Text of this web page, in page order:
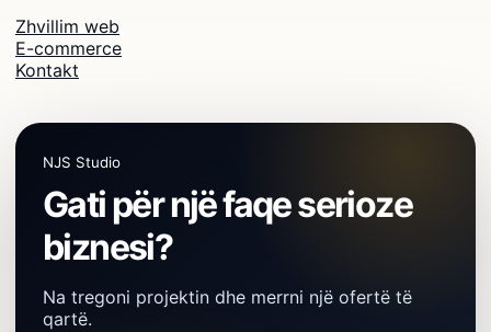
Zhvillim web
E-commerce
Kontakt
NJS Studio
Gati për një faqe serioze
biznesi?
Na tregoni projektin dhe merrni një ofertë të
qartë.